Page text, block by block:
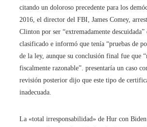
citando un doloroso precedente para los
2016, el director del FBI, James Comey,
Clinton por ser “extremadamente
clasificado e informó que tenía “pruebas de
de la ley, aunque su conclusión final fue que
fiscalmente razonable”. presentaría un caso
revisión posterior dijo que este tipo de
inadecuada.
La «total irresponsabilidad» de Hur con